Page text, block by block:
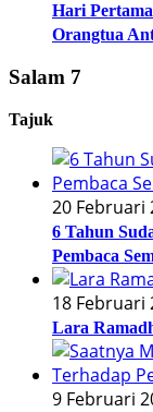
Hari
Orangtua
Salam 7
Tajuk
20 Februari
6 Tahun
Pembaca
18 Februari
Lara
9 Februari